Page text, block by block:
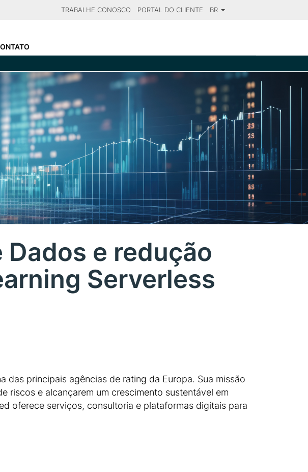
TRABALHE CONOSCO PORTAL DO CLIENTE BR
e redução
Serverless
das principais agências de rating da Europa. Sua missão
riscos e alcançarem um crescimento sustentável em
oferece serviços, consultoria e plataformas digitais para